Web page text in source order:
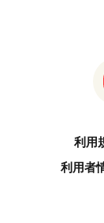
利用
利用者